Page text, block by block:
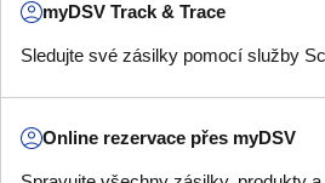
myDSV Track & Trace
Sledujte své zásilky pomocí služby
Online rezervace přes myDSV